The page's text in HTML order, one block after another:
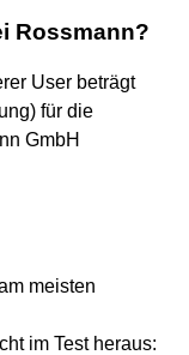
Rossmann?
User beträgt
für die
GmbH
meisten
im Test heraus: